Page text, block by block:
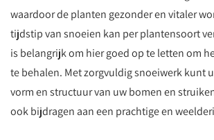
waardoor de planten gezonder en vitaler
tijdstip van snoeien kan per plantensoort
is belangrijk om hier goed op te letten om
te behalen. Met zorgvuldig snoeiwerk kunt
vorm en structuur van uw bomen en
ook bijdragen aan een prachtige en